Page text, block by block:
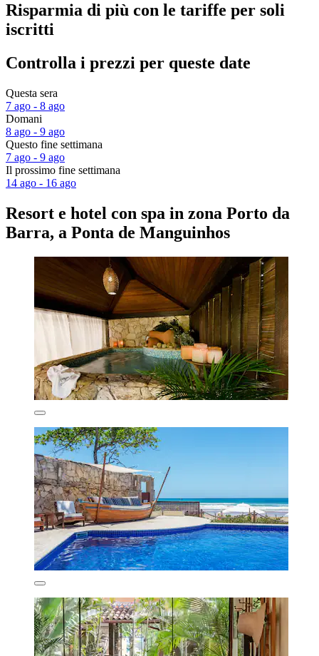
Risparmia di più con le tariffe per soli
iscritti
Controlla i prezzi per queste date
Questa sera
7 ago - 8 ago
Domani
8 ago - 9 ago
Questo fine settimana
7 ago - 9 ago
Il prossimo fine settimana
14 ago - 16 ago
Resort e hotel con spa in zona Porto da
Barra, a Ponta de Manguinhos